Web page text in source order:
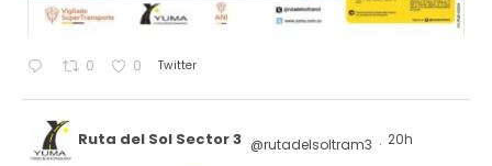
0 0 Twitter
Ruta del Sol Sector 3 @rutadelsoltram3 · 20h